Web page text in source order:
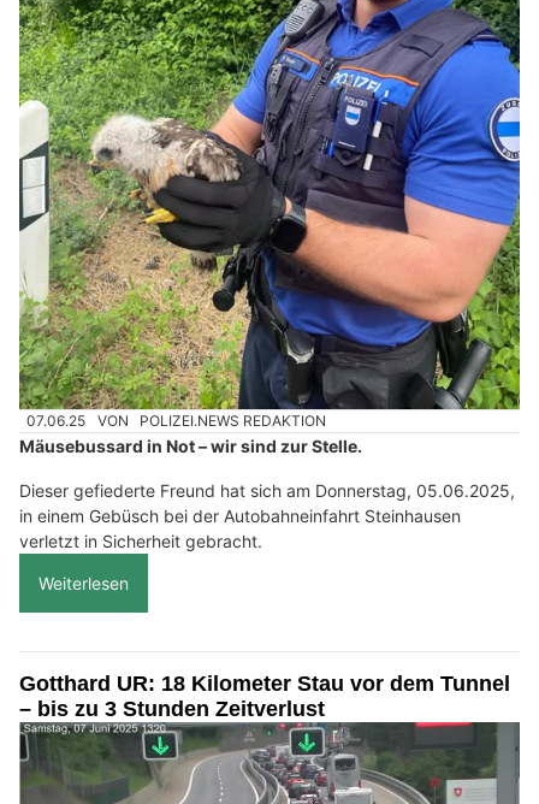
07.06.25 VON POLIZEI.NEWS REDAKTION
Mäusebussard in Not – wir sind zur Stelle.
Dieser gefiederte Freund hat sich am Donnerstag, 05.06.2025,
in einem Gebüsch bei der Autobahneinfahrt Steinhausen
verletzt in Sicherheit gebracht.
Weiterlesen
Gotthard UR: 18 Kilometer Stau vor dem Tunnel
– bis zu 3 Stunden Zeitverlust